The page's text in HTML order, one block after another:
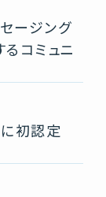
ージング
コミュニ
に初認定